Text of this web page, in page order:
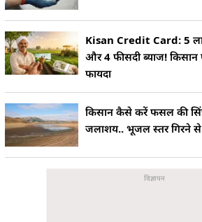
Kisan Credit Card: 5
और 4 फीसदी ब्याज! किसान
फायदा
किसान कैसे करें फसल की
जलाशय.. भूजल स्तर गिरने से